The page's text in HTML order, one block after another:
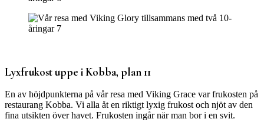
Lyxfrukost uppe i Kobba, plan 11
En av höjdpunkterna på vår resa med Viking Grace var frukosten på
restaurang Kobba. Vi alla åt en riktigt lyxig frukost och njöt av den
fina utsikten över havet. Frukosten ingår när man bor i en svit.